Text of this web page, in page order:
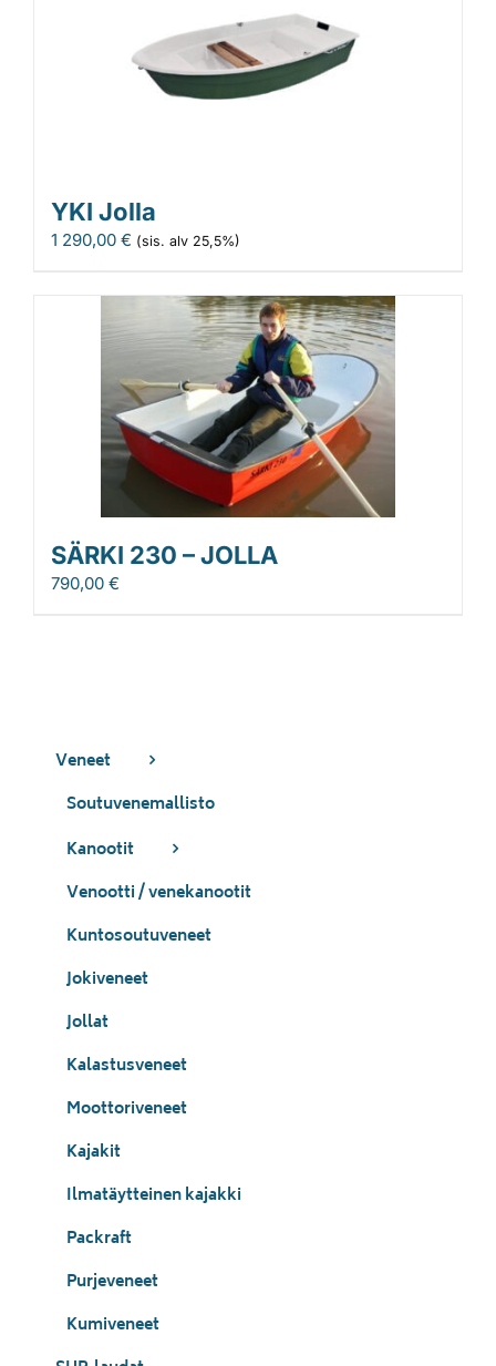
Asiakaskokemuksia
YKI Jolla
1 290,00 € (sis. alv 25,5%)
SÄRKI 230 – JOLLA
790,00 €
Veneet
Soutuvenemallisto
Kanootit
Venootti / venekanootit
Kuntosoutuveneet
Jokiveneet
Jollat
Kalastusveneet
Moottoriveneet
Kajakit
Ilmatäytteinen kajakki
Packraft
Purjeveneet
Kumiveneet